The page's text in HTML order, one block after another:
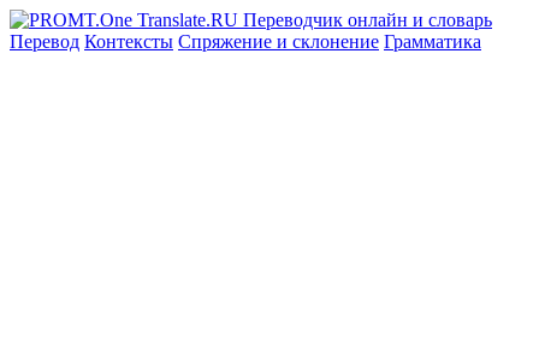
Перевод Контексты Спряжение и склонение Грамматика